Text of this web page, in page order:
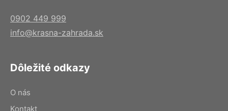
0902 449 999
info@krasna-zahrada.sk
Dôležité odkazy
O nás
Kontakt